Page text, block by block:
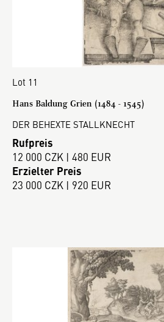
Lot 11
Hans Baldung Grien (1484 - 1545)
DER BEHEXTE STALLKNECHT
Rufpreis
12 000 CZK | 480 EUR
Erzielter Preis
23 000 CZK | 920 EUR